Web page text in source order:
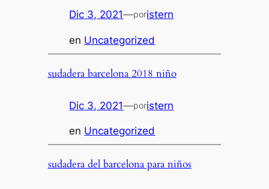
Dic 3, 2021—poristern
en Uncategorized
sudadera barcelona 2018 niño
Dic 3, 2021—poristern
en Uncategorized
sudadera del barcelona para niños